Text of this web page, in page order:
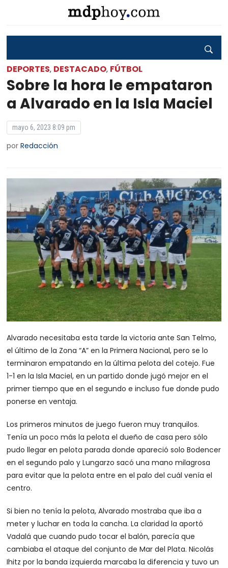
DEPORTES, DESTACADO, FÚTBOL
Sobre la hora le empataron
a Alvarado en la Isla Maciel
mayo 6, 2023 8:09 pm
porRedacción
Alvarado necesitaba esta tarde la victoria ante San Telmo,
el último de la Zona “A” en la Primera Nacional, pero se lo
terminaron empatando en la última pelota del cotejo. Fue
1-1 en la Isla Maciel, en un partido donde jugó mejor en el
primer tiempo que en el segundo e incluso fue donde pudo
ponerse en ventaja.
Los primeros minutos de juego fueron muy tranquilos.
Tenía un poco más la pelota el dueño de casa pero sólo
pudo llegar en pelota parada donde apareció solo Bodencer
en el segundo palo y Lungarzo sacó una mano milagrosa
para evitar que la pelota entre en el palo del cuál venía el
centro.
Si bien no tenía la pelota, Alvarado mostraba que iba a
meter y luchar en toda la cancha. La claridad la aportó
Vadalá que cuando pudo tocar el balón, parecía que
cambiaba el ataque del conjunto de Mar del Plata. Nicolás
Ihitz por la banda izquierda marcaba la diferencia y tuvo un